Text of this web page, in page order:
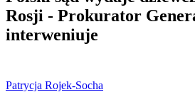
Rosji - Prokurator
interweniuje
Patrycja Rojek-Socha